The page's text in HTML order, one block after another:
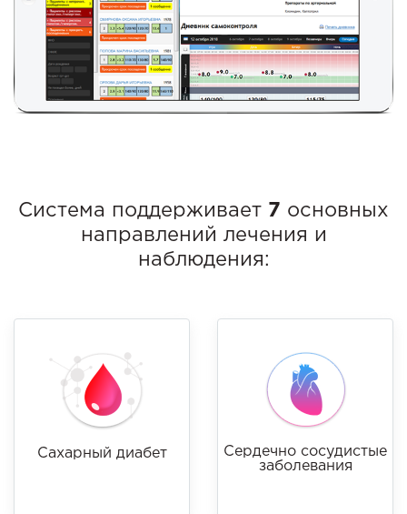
Система поддерживает 7 основных
направлений лечения и
наблюдения:
Сахарный диабет
Сердечно сосудистые
заболевания